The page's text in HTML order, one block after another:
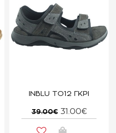
INBLU TO12 ΓΚΡΙ
39.00€ 31.00€